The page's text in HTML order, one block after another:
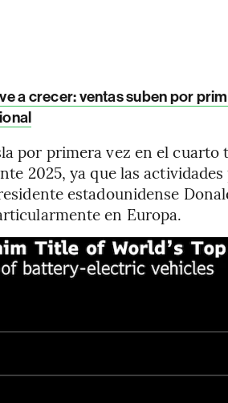
a crecer: ventas suben por
por primera vez en el
2025, ya que las
estadounidense
en Europa.